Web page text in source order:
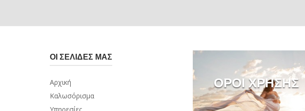
ΟΙ ΣΕΛΊΔΕΣ ΜΑΣ
Αρχική
Καλωσόρισμα
ΟΡΟΙ ΧΡΗΣΗΣ